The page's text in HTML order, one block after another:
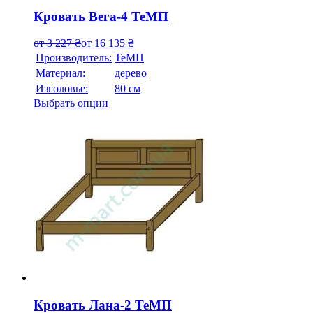
Кровать Вега-4 ТеМП
от3 227₴от 16 135 ₴
Производитель: ТеМП
Материал:
дерево
Изголовье:
80 см
Выбрать опции
Кровать Лана-2 ТеМП